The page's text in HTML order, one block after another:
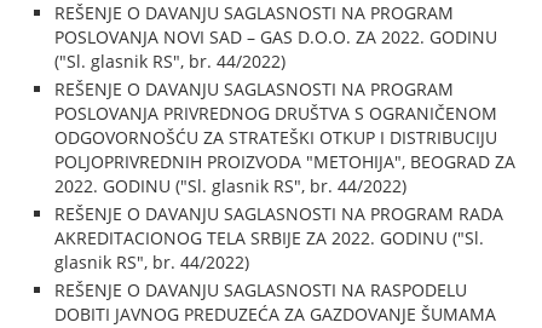
REŠENJE O DAVANJU SAGLASNOSTI NA PROGRAM
POSLOVANJA NOVI SAD – GAS D.O.O. ZA 2022. GODINU
("Sl. glasnik RS", br. 44/2022)
REŠENJE O DAVANJU SAGLASNOSTI NA PROGRAM
POSLOVANJA PRIVREDNOG DRUŠTVA S OGRANIČENOM
ODGOVORNOŠĆU ZA STRATEŠKI OTKUP I DISTRIBUCIJU
POLJOPRIVREDNIH PROIZVODA "METOHIJA", BEOGRAD ZA
2022. GODINU ("Sl. glasnik RS", br. 44/2022)
REŠENJE O DAVANJU SAGLASNOSTI NA PROGRAM RADA
AKREDITACIONOG TELA SRBIJE ZA 2022. GODINU ("Sl.
glasnik RS", br. 44/2022)
REŠENJE O DAVANJU SAGLASNOSTI NA RASPODELU
DOBITI JAVNOG PREDUZEĆA ZA GAZDOVANJE ŠUMAMA